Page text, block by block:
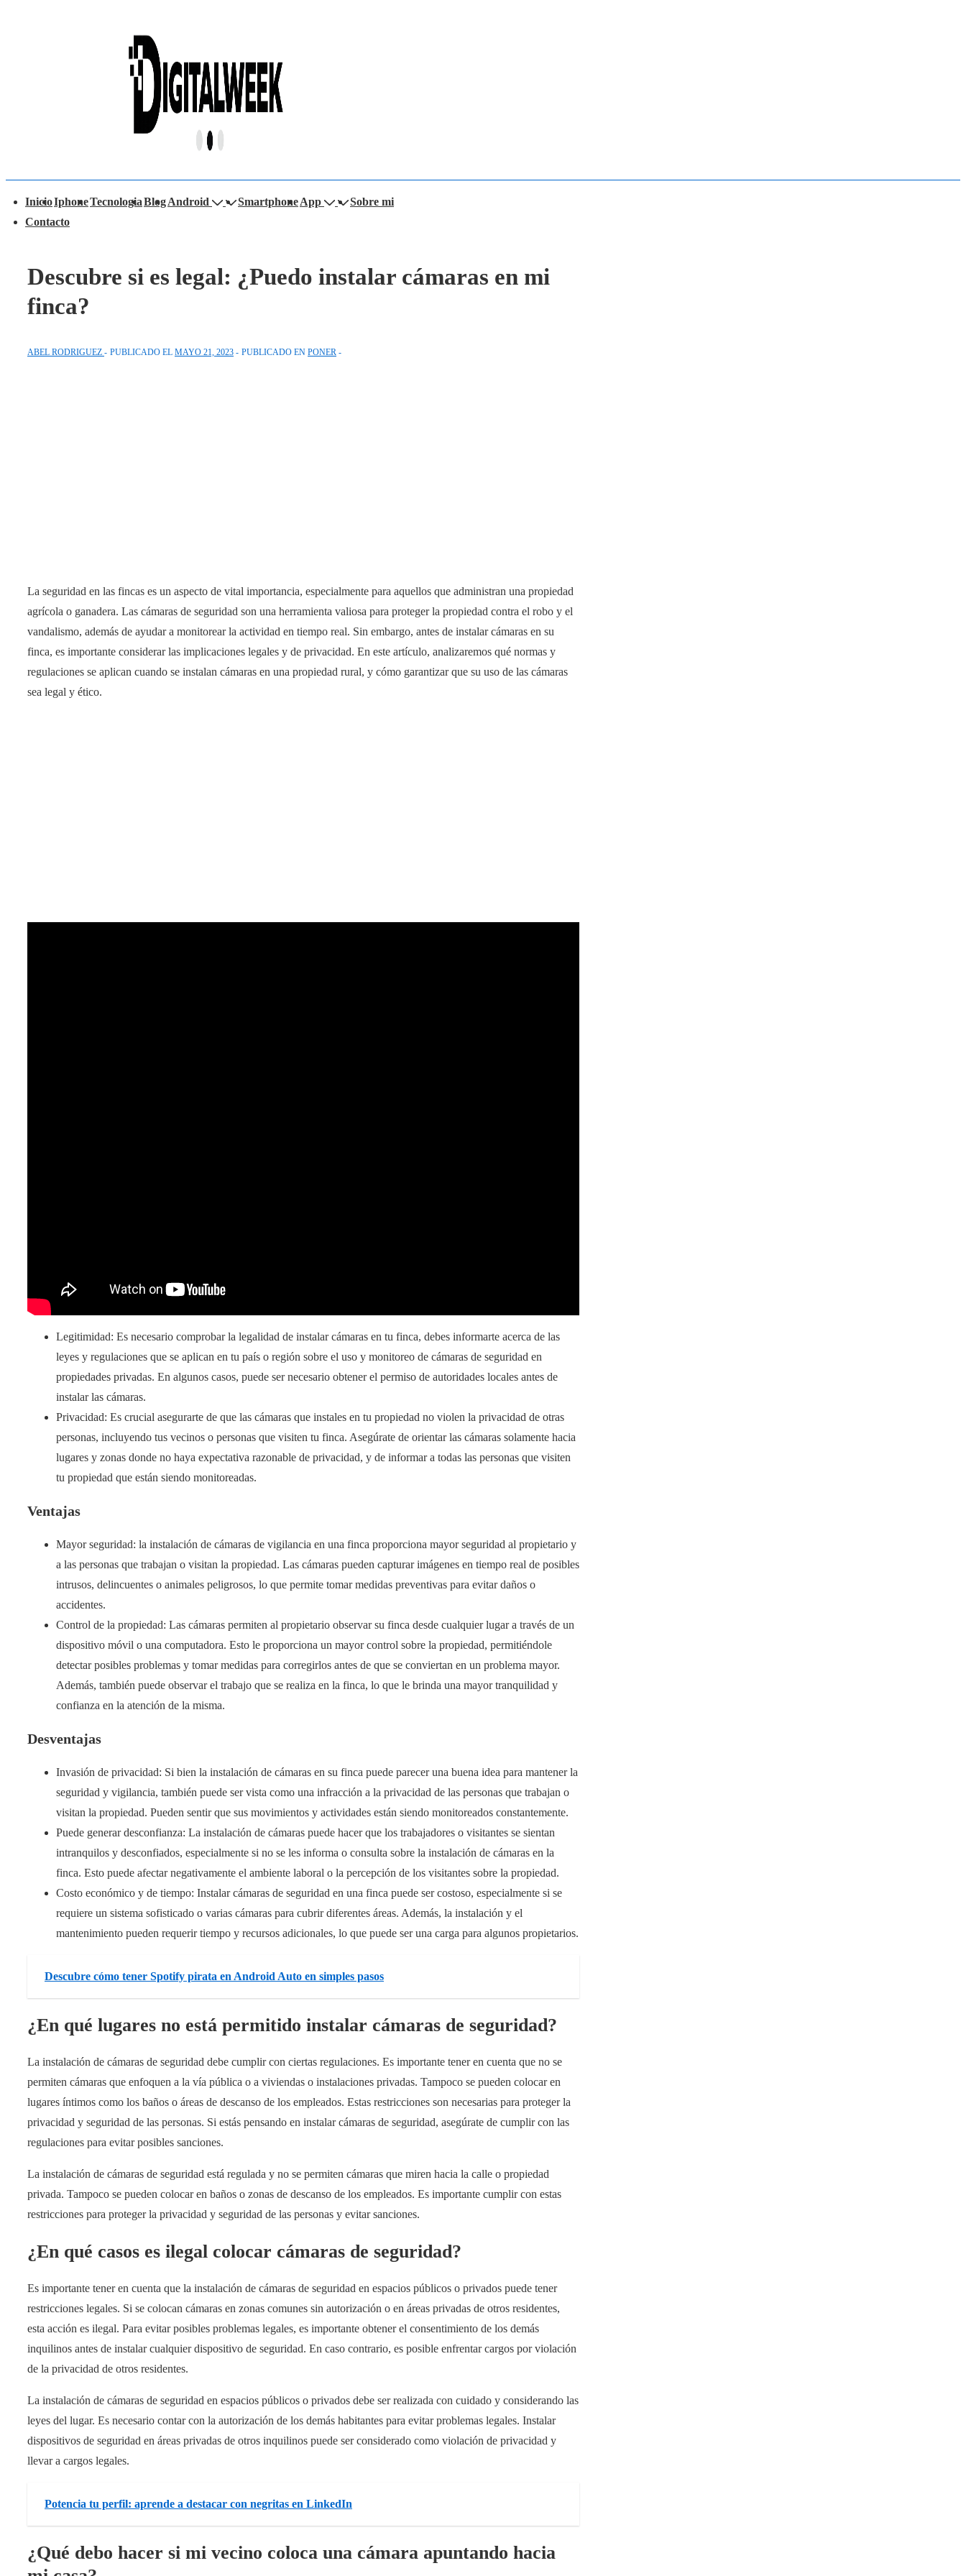
InicioIphoneTecnologiaBlogAndroid SmartphoneApp
Sobre mi
Contacto
Descubre si es legal: ¿Puedo instalar cámaras en mi
finca?
ABEL RODRIGUEZ PUBLICADO EL MAYO 21, 2023 PUBLICADO EN PONER
La seguridad en las fincas es un aspecto de vital importancia, especialmente para aquellos que administran una propiedad
agrícola o ganadera. Las cámaras de seguridad son una herramienta valiosa para proteger la propiedad contra el robo y el
vandalismo, además de ayudar a monitorear la actividad en tiempo real. Sin embargo, antes de instalar cámaras en su
finca, es importante considerar las implicaciones legales y de privacidad. En este artículo, analizaremos qué normas y
regulaciones se aplican cuando se instalan cámaras en una propiedad rural, y cómo garantizar que su uso de las cámaras
sea legal y ético.
Legitimidad: Es necesario comprobar la legalidad de instalar cámaras en tu finca, debes informarte acerca de las
leyes y regulaciones que se aplican en tu país o región sobre el uso y monitoreo de cámaras de seguridad en
propiedades privadas. En algunos casos, puede ser necesario obtener el permiso de autoridades locales antes de
instalar las cámaras.
Privacidad: Es crucial asegurarte de que las cámaras que instales en tu propiedad no violen la privacidad de otras
personas, incluyendo tus vecinos o personas que visiten tu finca. Asegúrate de orientar las cámaras solamente hacia
lugares y zonas donde no haya expectativa razonable de privacidad, y de informar a todas las personas que visiten
tu propiedad que están siendo monitoreadas.
Ventajas
Mayor seguridad: la instalación de cámaras de vigilancia en una finca proporciona mayor seguridad al propietario y
a las personas que trabajan o visitan la propiedad. Las cámaras pueden capturar imágenes en tiempo real de posibles
intrusos, delincuentes o animales peligrosos, lo que permite tomar medidas preventivas para evitar daños o
accidentes.
Control de la propiedad: Las cámaras permiten al propietario observar su finca desde cualquier lugar a través de un
dispositivo móvil o una computadora. Esto le proporciona un mayor control sobre la propiedad, permitiéndole
detectar posibles problemas y tomar medidas para corregirlos antes de que se conviertan en un problema mayor.
Además, también puede observar el trabajo que se realiza en la finca, lo que le brinda una mayor tranquilidad y
confianza en la atención de la misma.
Desventajas
Invasión de privacidad: Si bien la instalación de cámaras en su finca puede parecer una buena idea para mantener la
seguridad y vigilancia, también puede ser vista como una infracción a la privacidad de las personas que trabajan o
visitan la propiedad. Pueden sentir que sus movimientos y actividades están siendo monitoreados constantemente.
Puede generar desconfianza: La instalación de cámaras puede hacer que los trabajadores o visitantes se sientan
intranquilos y desconfiados, especialmente si no se les informa o consulta sobre la instalación de cámaras en la
finca. Esto puede afectar negativamente el ambiente laboral o la percepción de los visitantes sobre la propiedad.
Costo económico y de tiempo: Instalar cámaras de seguridad en una finca puede ser costoso, especialmente si se
requiere un sistema sofisticado o varias cámaras para cubrir diferentes áreas. Además, la instalación y el
mantenimiento pueden requerir tiempo y recursos adicionales, lo que puede ser una carga para algunos propietarios.
Descubre cómo tener Spotify pirata en Android Auto en simples pasos
¿En qué lugares no está permitido instalar cámaras de seguridad?
La instalación de cámaras de seguridad debe cumplir con ciertas regulaciones. Es importante tener en cuenta que no se
permiten cámaras que enfoquen a la vía pública o a viviendas o instalaciones privadas. Tampoco se pueden colocar en
lugares íntimos como los baños o áreas de descanso de los empleados. Estas restricciones son necesarias para proteger la
privacidad y seguridad de las personas. Si estás pensando en instalar cámaras de seguridad, asegúrate de cumplir con las
regulaciones para evitar posibles sanciones.
La instalación de cámaras de seguridad está regulada y no se permiten cámaras que miren hacia la calle o propiedad
privada. Tampoco se pueden colocar en baños o zonas de descanso de los empleados. Es importante cumplir con estas
restricciones para proteger la privacidad y seguridad de las personas y evitar sanciones.
¿En qué casos es ilegal colocar cámaras de seguridad?
Es importante tener en cuenta que la instalación de cámaras de seguridad en espacios públicos o privados puede tener
restricciones legales. Si se colocan cámaras en zonas comunes sin autorización o en áreas privadas de otros residentes,
esta acción es ilegal. Para evitar posibles problemas legales, es importante obtener el consentimiento de los demás
inquilinos antes de instalar cualquier dispositivo de seguridad. En caso contrario, es posible enfrentar cargos por violación
de la privacidad de otros residentes.
La instalación de cámaras de seguridad en espacios públicos o privados debe ser realizada con cuidado y considerando las
leyes del lugar. Es necesario contar con la autorización de los demás habitantes para evitar problemas legales. Instalar
dispositivos de seguridad en áreas privadas de otros inquilinos puede ser considerado como violación de privacidad y
llevar a cargos legales.
Potencia tu perfil: aprende a destacar con negritas en LinkedIn
¿Qué debo hacer si mi vecino coloca una cámara apuntando hacia